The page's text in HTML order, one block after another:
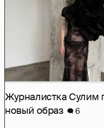
Журналистка Сулим
новый образ
6